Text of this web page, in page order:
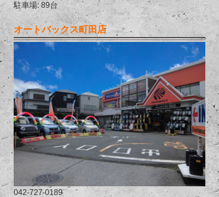
駐車場: 89台
オートバックス町田店
042-727-0189